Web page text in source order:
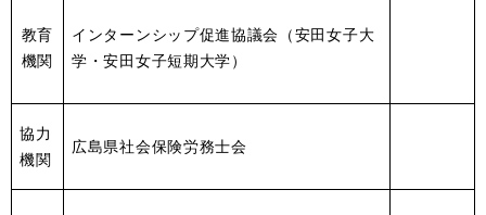
教育
機関
インターンシップ促進協議会（安田女子大
学・安田女子短期大学）
協力
機関
広島県社会保険労務士会